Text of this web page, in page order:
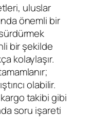
uluslar
önemli bir
bir şekilde
kolaylaşır.
olabilir.
takibi gibi
soru işareti